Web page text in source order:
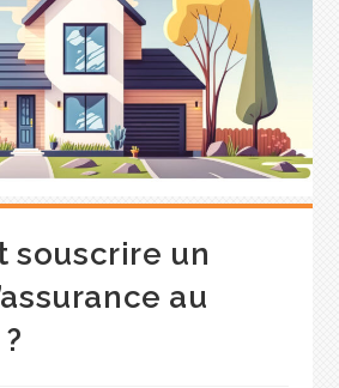
souscrire un
au